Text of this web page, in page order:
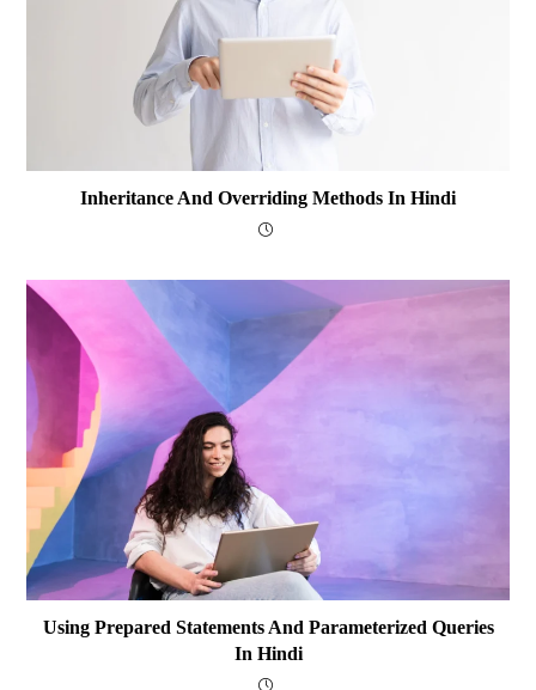
Inheritance And Overriding Methods In Hindi
Using Prepared Statements And Parameterized Queries
In Hindi